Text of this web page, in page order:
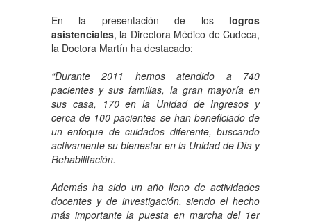
En la presentación de los logros
asistenciales, la Directora Médico de Cudeca,
la Doctora Martín ha destacado:
“Durante 2011 hemos atendido a 740
pacientes y sus familias, la gran mayoría en
sus casa, 170 en la Unidad de Ingresos y
cerca de 100 pacientes se han beneficiado de
un enfoque de cuidados diferente, buscando
activamente su bienestar en la Unidad de Día y
Rehabilitación.
Además ha sido un año lleno de actividades
docentes y de investigación, siendo el hecho
más importante la puesta en marcha del 1er